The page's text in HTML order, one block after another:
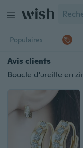
Populaires
Avis clients